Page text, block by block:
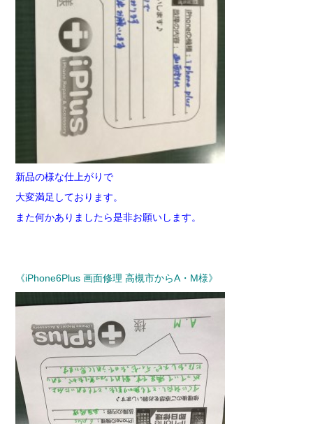
新品の様な仕上がりで
大変満足しております。
また何かありましたら是非お願いします。
《iPhone6Plus 画面修理 高槻市からA・M様》